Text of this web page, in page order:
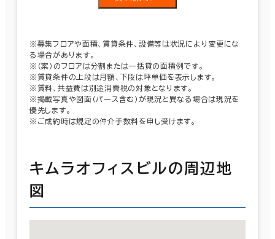
※募集フロアや面積、賃貸条件、設備等は状況により変更にな
る場合があります。
※（案）のフロアは分割または一括貸の面積例です。
※賃貸条件の上段は月額、下段は坪単価を表示します。
※賃料、共益費は別途消費税の対象となります。
※掲載写真や図面（パース含む）が現況と異なる場合は現況を
優先します。
※ご成約時は規定の仲介手数料を申し受けます。
キムラオフィスビルの周辺地
図